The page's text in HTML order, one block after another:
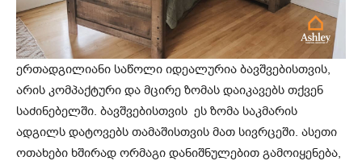
ერთადგილიანი საწოლი იდეალურია ბავშვებისთვის,
არის კომპაქტური და მცირე ზომას დაიკავებს თქვენ
საძინებელში. ბავშვებისთვის ეს ზომა საკმარის
ადგილს დატოვებს თამაშისთვის მათ სივრცეში. ასეთი
ოთახები ხშირად ორმაგი დანიშნულებით გამოიყენება,